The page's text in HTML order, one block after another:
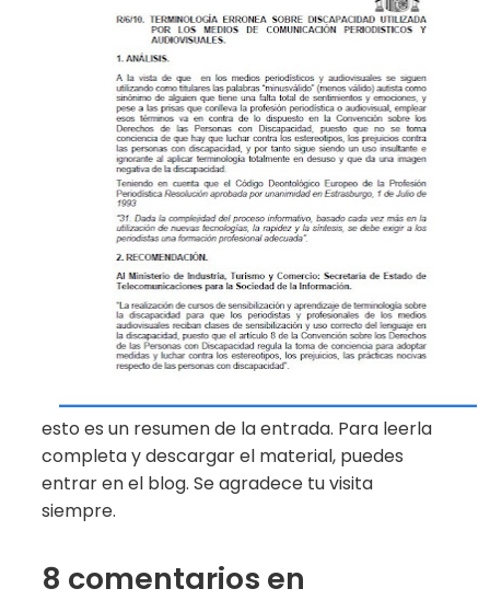
esto es un resumen de la entrada. Para leerla
completa y descargar el material, puedes
entrar en el blog. Se agradece tu visita
siempre.
8 comentarios en